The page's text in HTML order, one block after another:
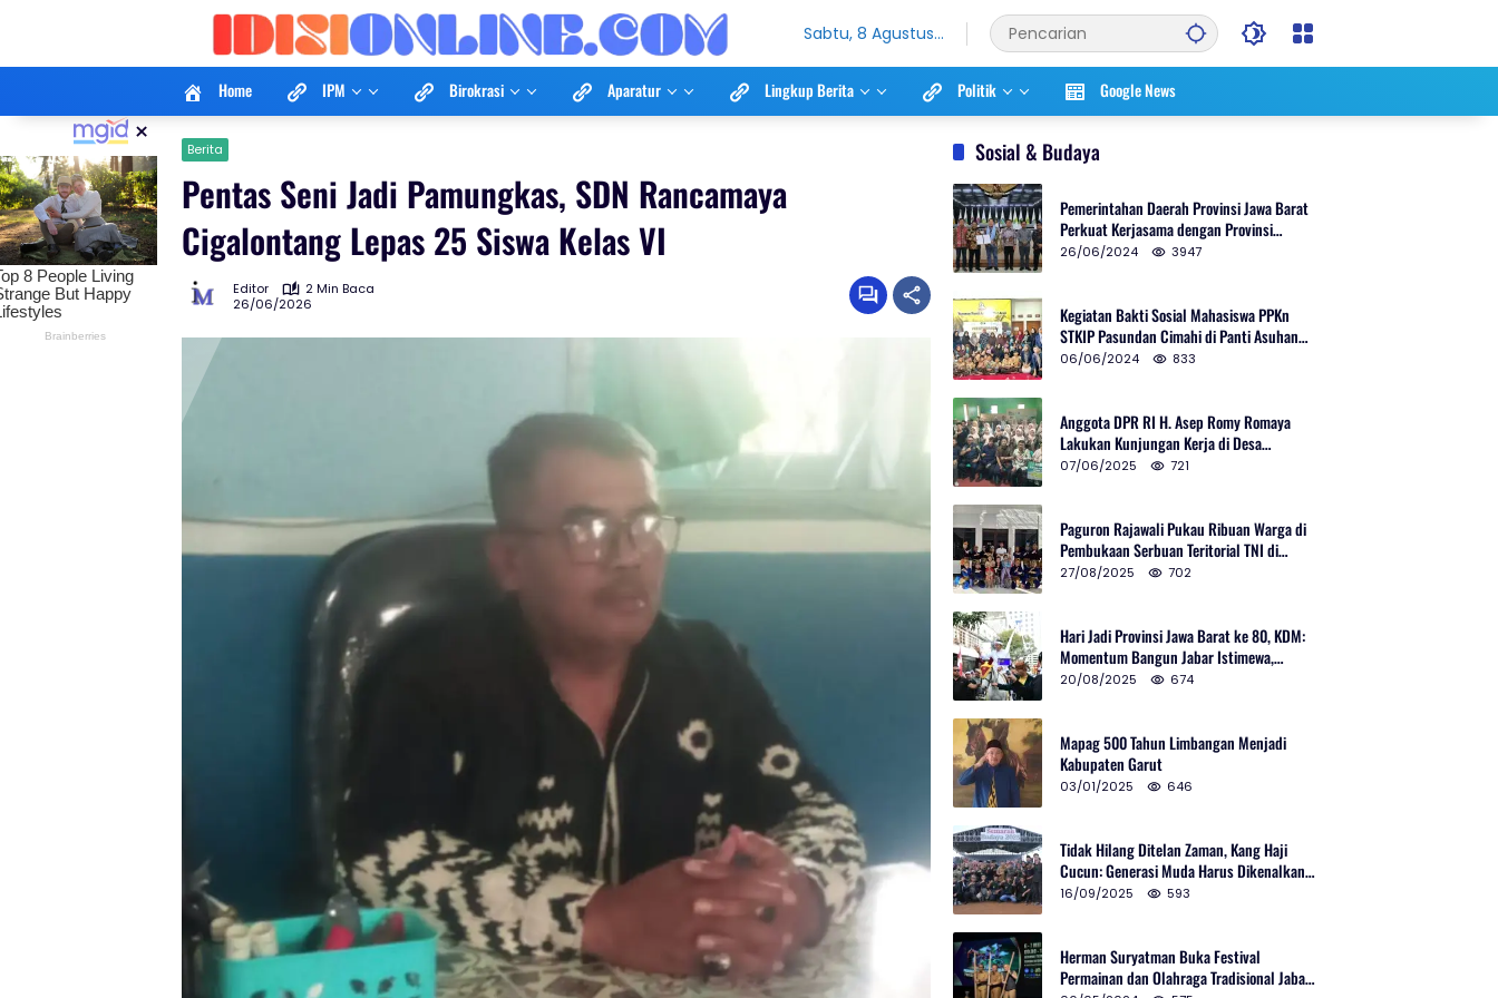
Sabtu, 8 Agustus
Home IPM Birokrasi Aparatur Lingkup Berita Politik Google News
× Berita
Pentas Seni Jadi Pamungkas, SDN Rancamaya
Cigalontang Lepas 25 Siswa Kelas VI
Editor
2 Min Baca
26/06/2026
Sosial & Budaya
Pemerintahan Daerah Provinsi Jawa Barat
Perkuat Kerjasama dengan Provinsi
Chungcheongnam Do Korea Selatan
26/06/2024 3947
Kegiatan Bakti Sosial Mahasiswa PPKn
STKIP Pasundan Cimahi di Panti Asuhan
Ulul Azmi Kota Cimahi
06/06/2024 833
Anggota DPR RI H. Asep Romy Romaya
Lakukan Kunjungan Kerja di Desa
Patrolsari
07/06/2025 721
Paguron Rajawali Pukau Ribuan Warga di
Pembukaan Serbuan Teritorial TNI di
Cibatu
27/08/2025 702
Hari Jadi Provinsi Jawa Barat ke 80, KDM:
Momentum Bangun Jabar Istimewa,
Lembur di Urus Kota Ditata
20/08/2025 674
Mapag 500 Tahun Limbangan Menjadi
Kabupaten Garut
03/01/2025 646
Tidak Hilang Ditelan Zaman, Kang Haji
Cucun: Generasi Muda Harus Dikenalkan
Pencak Silat
16/09/2025 593
Herman Suryatman Buka Festival
Permainan dan Olahraga Tradisional Jabar